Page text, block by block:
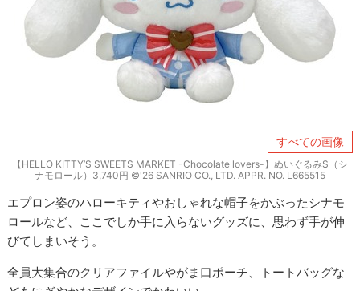
すべての画像
【HELLO KITTY’S SWEETS MARKET -Chocolate lovers-】ぬいぐるみS（シ
ナモロール）3,740円 ©'26 SANRIO CO., LTD. APPR. NO. L665515
エプロン姿のハローキティやおしゃれな帽子をかぶったシナモ
ロールなど、ここでしか手に入らないグッズに、思わず手が伸
びてしまいそう。
全員大集合のクリアファイルやがま口ポーチ、トートバッグな